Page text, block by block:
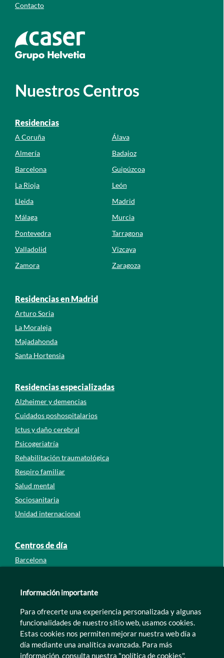
Contacto
Ir a la web de caser
Nuestros Centros
Residencias
A Coruña
Álava
Almería
Badajoz
Barcelona
Guipúzcoa
La Rioja
León
Lleida
Madrid
Málaga
Murcia
Pontevedra
Tarragona
Valladolid
Vizcaya
Zamora
Zaragoza
Residencias en Madrid
Arturo Soria
La Moraleja
Majadahonda
Santa Hortensia
Residencias especializadas
Alzheimer y demencias
Cuidados poshospitalarios
Ictus y daño cerebral
Psicogeriatría
Rehabilitación traumatológica
Respiro familiar
Salud mental
Sociosanitaria
Unidad internacional
Centros de día
Barcelona
León
Murcia
Tarragona
Zamora
Información importante
Para ofrecerte una experiencia personalizada y algunas
funcionalidades de nuestro sitio web, usamos cookies.
Estas cookies nos permiten mejorar nuestra web día a
día mediante una analítica avanzada. Para más
información, consulta nuestra "política de cookies".